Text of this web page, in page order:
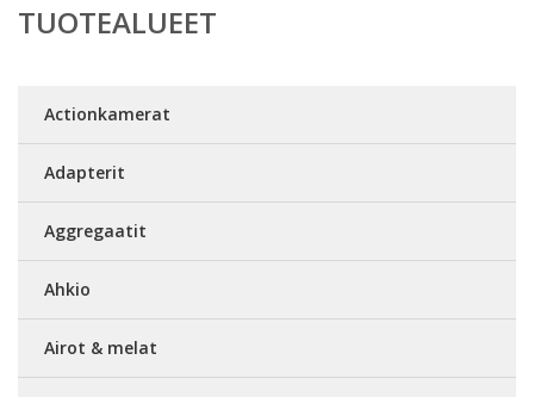
TUOTEALUEET
Actionkamerat
Adapterit
Aggregaatit
Ahkio
Airot & melat